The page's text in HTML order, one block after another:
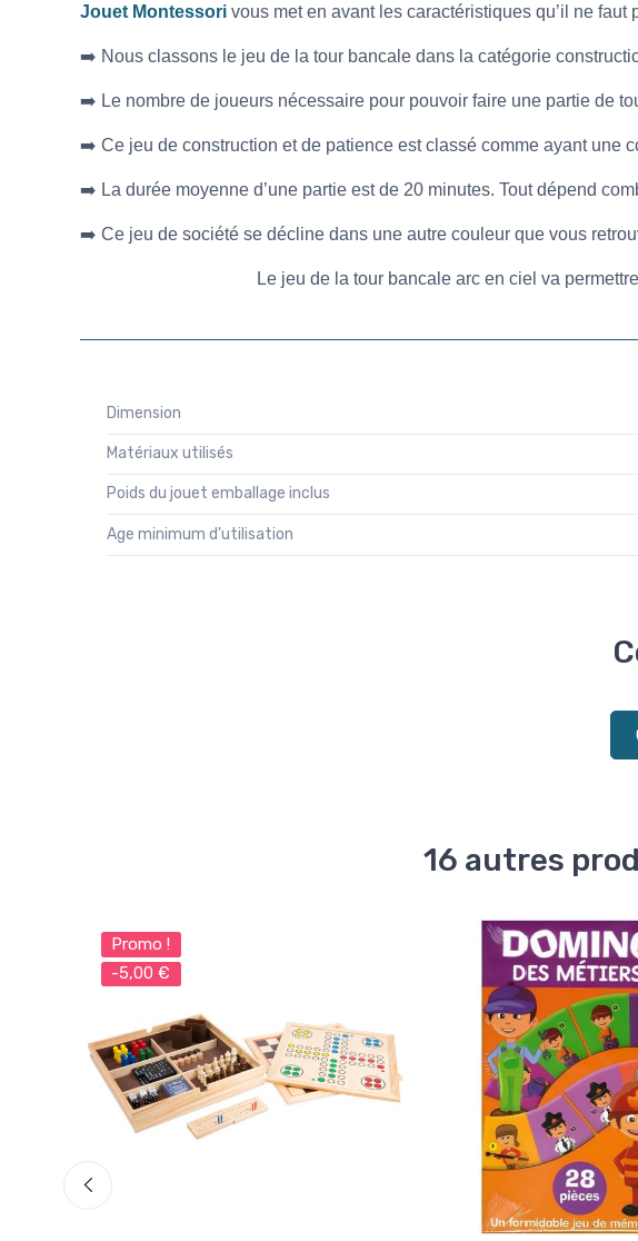
Jouet Montessori vous met en avant les caractéristiques qu’il ne
➡️ Nous classons le jeu de la tour bancale dans la catégorie
➡️ Le nombre de joueurs nécessaire pour pouvoir faire une partie de
➡️ Ce jeu de construction et de patience est classé comme ayant une
➡️ La durée moyenne d’une partie est de 20 minutes. Tout dépend
➡️ Ce jeu de société se décline dans une autre couleur que vous
Le jeu de la tour bancale arc en ciel va
Dimension
Matériaux utilisés
Poids du jouet emballage inclus
Age minimum d'utilisation
16 autres
Promo !
-5,00 €